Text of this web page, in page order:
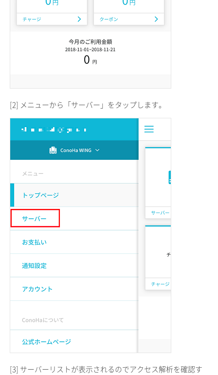
[2] メニューから「サーバー」をタップします。
[3] サーバーリストが表示されるのでアクセス解析を確認す